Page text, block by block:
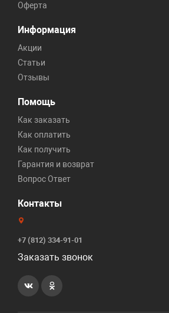
Оферта
Информация
Акции
Статьи
Отзывы
Помощь
Как заказать
Как оплатить
Как получить
Гарантия и возврат
Вопрос Ответ
Контакты
+7 (812) 334-91-01
Заказать звонок